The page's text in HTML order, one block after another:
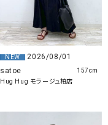
NEW
2026/08/01
satoe
Hug Hug モラージュ柏店
157cm